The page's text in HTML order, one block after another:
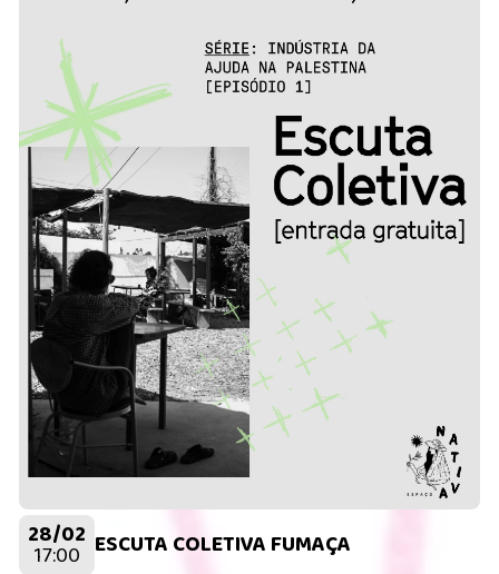
28/02
17:00 ESCUTA COLETIVA FUMAÇA